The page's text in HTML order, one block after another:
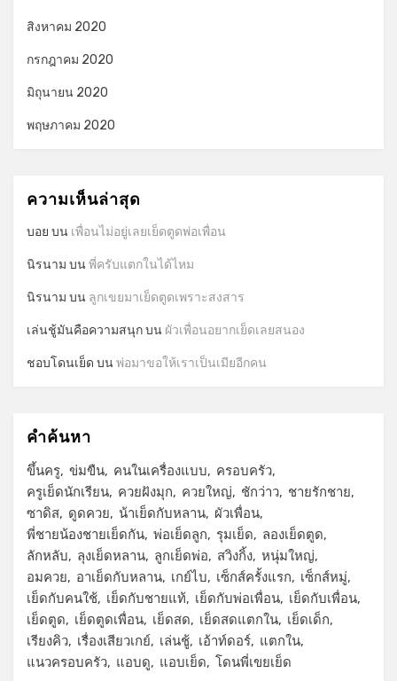
สิงหาคม 2020
กรกฎาคม 2020
มิถุนายน 2020
พฤษภาคม 2020
ความเห็นล่าสุด
บอย บน เพื่อนไม่อยู่เลยเย็ดตูดพ่อเพื่อน
นิรนาม บนพี่ครับแตกในได้ไหม
นิรนาม บน ลูกเขยมาเย็ดตูดเพราะสงสาร
เล่นชู้มันคือความสนุกบน ผัวเพื่อนอยากเย็ดเลยสนอง
ชอบโดนเย็ด บนพ่อมาขอให้เราเป็นเมียอีกคน
คำค้นหา
ขึ้นครู ข่มขืน คนในเครื่องแบบ
ครอบครัว
ครูเย็ดนักเรียน
ควยฝังมุก ควยใหญ่ ชักว่าว
ชายรักชาย
ซาดิส
ดูดควย น้าเย็ดกับหลาน
ผัวเพื่อน
พี่ชายน้องชายเย็ดกัน พ่อเย็ดลูก รุมเย็ด
ลองเย็ดตูด
ลักหลับ
ลุงเย็ดหลาน ลูกเย็ดพ่อ สวิงกิ้ง หนุ่มใหญ่
อมควย
อาเย็ดกับหลาน เกย์ไบ เซ็กส์ครั้งแรก
เซ็กส์หมู่
เย็ดกับคนใช้
เย็ดกับชายแท้ เย็ดกับพ่อเพื่อน
เย็ดกับเพื่อน
เย็ดตูด
เย็ดตูดเพื่อน เย็ดสด เย็ดสดแตกใน
เย็ดเด็ก
เรียงคิว
เรื่องเสียวเกย์ เล่นชู้ เอ้าท์ดอร์
แตกใน
แนวครอบครัว
แอบดู แอบเย็ด โดนพี่เขยเย็ด